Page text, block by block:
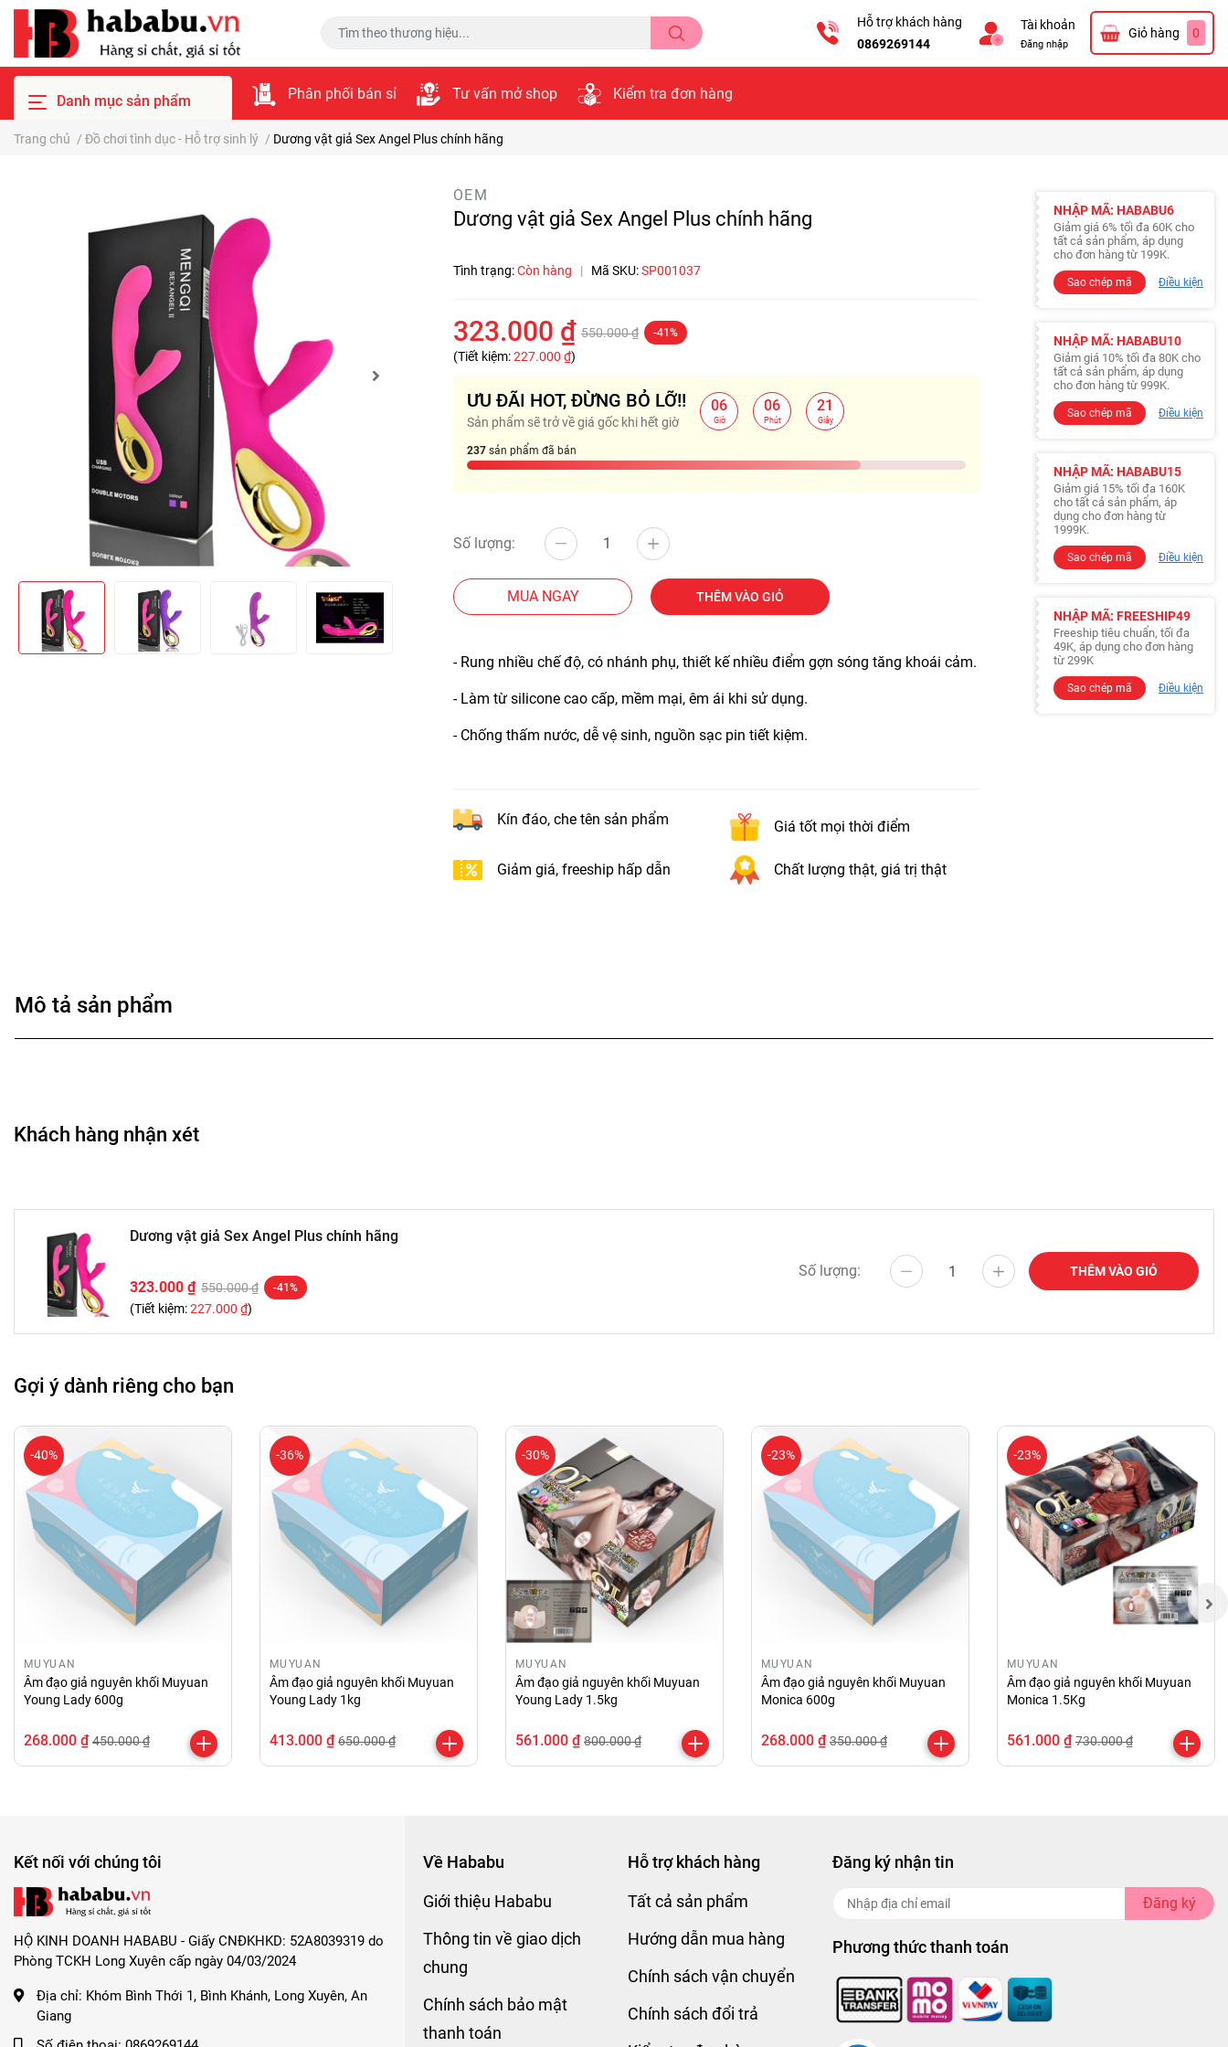
Hỗ trợ khách hàng
0869269144
Tài khoản
Đăng nhập
Giỏ hàng 0
Danh mục sản phẩm Phân phối bán sỉ Tư vấn mở shop Kiểm tra đơn hàng
Trang chủ / Đồ chơi tình dục - Hỗ trợ sinh lý / Dương vật giả Sex Angel Plus chính hãng
OEM
Dương vật giả Sex Angel Plus chính hãng
Tình trạng:Còn hàng | Mã SKU:SP001037
323.000 ₫ 550.000 ₫ -41%
(Tiết kiệm:227.000 ₫)
ƯU ĐÃI HOT, ĐỪNG BỎ LỠ!!
Sản phẩm sẽ trở về giá gốc khi hết giờ
06
Giờ
06
Phút
20
Giây
237 sản phẩm đã bán
Số lượng:
MUA NGAY THÊM VÀO GIỎ
- Rung nhiều chế độ, có nhánh phụ, thiết kế nhiều điểm gợn sóng tăng khoái cảm.
- Làm từ silicone cao cấp, mềm mại, êm ái khi sử dụng.
- Chống thấm nước, dễ vệ sinh, nguồn sạc pin tiết kiệm.
Kín đáo, che tên sản phẩm Giá tốt mọi thời điểm
Giảm giá, freeship hấp dẫn Chất lượng thật, giá trị thật
NHẬP MÃ: HABABU6
Giảm giá 6% tối đa 60K cho
tất cả sản phẩm, áp dụng
cho đơn hàng từ 199K.
Sao chép mã Điều kiện
NHẬP MÃ: HABABU10
Giảm giá 10% tối đa 80K cho
tất cả sản phẩm, áp dụng
cho đơn hàng từ 999K.
Sao chép mã Điều kiện
NHẬP MÃ: HABABU15
Giảm giá 15% tối đa 160K
cho tất cả sản phẩm, áp
dụng cho đơn hàng từ
1999K.
Sao chép mã Điều kiện
NHẬP MÃ: FREESHIP49
Freeship tiêu chuẩn, tối đa
49K, áp dụng cho đơn hàng
từ 299K
Sao chép mã Điều kiện
Mô tả sản phẩm
Khách hàng nhận xét
Dương vật giả Sex Angel Plus chính hãng
323.000 ₫ 550.000 ₫ -41%
(Tiết kiệm:227.000 ₫)
Số lượng: THÊM VÀO GIỎ
Gợi ý dành riêng cho bạn
-40%
MUYUAN
Âm đạo giả nguyên khối Muyuan
Young Lady 600g
268.000 ₫ 450.000 ₫
-36%
MUYUAN
Âm đạo giả nguyên khối Muyuan
Young Lady 1kg
413.000 ₫ 650.000 ₫
-30%
MUYUAN
Âm đạo giả nguyên khối Muyuan
Young Lady 1.5kg
561.000 ₫ 800.000 ₫
-23%
MUYUAN
Âm đạo giả nguyên khối Muyuan
Monica 600g
268.000 ₫ 350.000 ₫
-23%
MUYUAN
Âm đạo giả nguyên khối Muyuan
Monica 1.5Kg
561.000 ₫ 730.000 ₫
Kết nối với chúng tôi
HỘ KINH DOANH HABABU - Giấy CNĐKHKD: 52A8039319 do
Phòng TCKH Long Xuyên cấp ngày 04/03/2024
Địa chỉ: Khóm Bình Thới 1, Bình Khánh, Long Xuyên, An
Giang
Về Hababu
Giới thiệu Hababu
Thông tin về giao dịch
chung
Chính sách bảo mật
thanh toán
Hỗ trợ khách hàng
Tất cả sản phẩm
Hướng dẫn mua hàng
Chính sách vận chuyển
Chính sách đổi trả
Đăng ký nhận tin
Đăng ký
Phương thức thanh toán